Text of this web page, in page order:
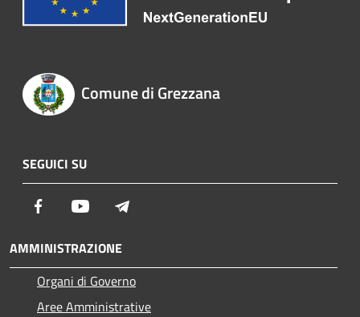
Comune di Grezzana
SEGUICI SU
Facebook Youtube
AMMINISTRAZIONE
Organi di Governo
Aree Amministrative